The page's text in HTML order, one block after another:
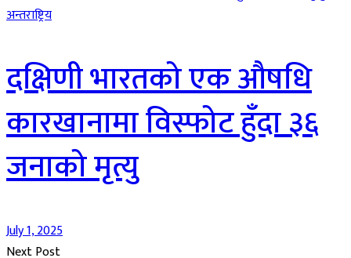
अन्तराष्ट्रिय
दक्षिणी भारतको एक औषधि
कारखानामा विस्फोट हुँदा ३६
जनाको मृत्यु
July 1, 2025
Next Post